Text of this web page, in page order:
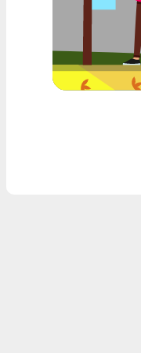
Herhangi bir
Visa/
Visa/